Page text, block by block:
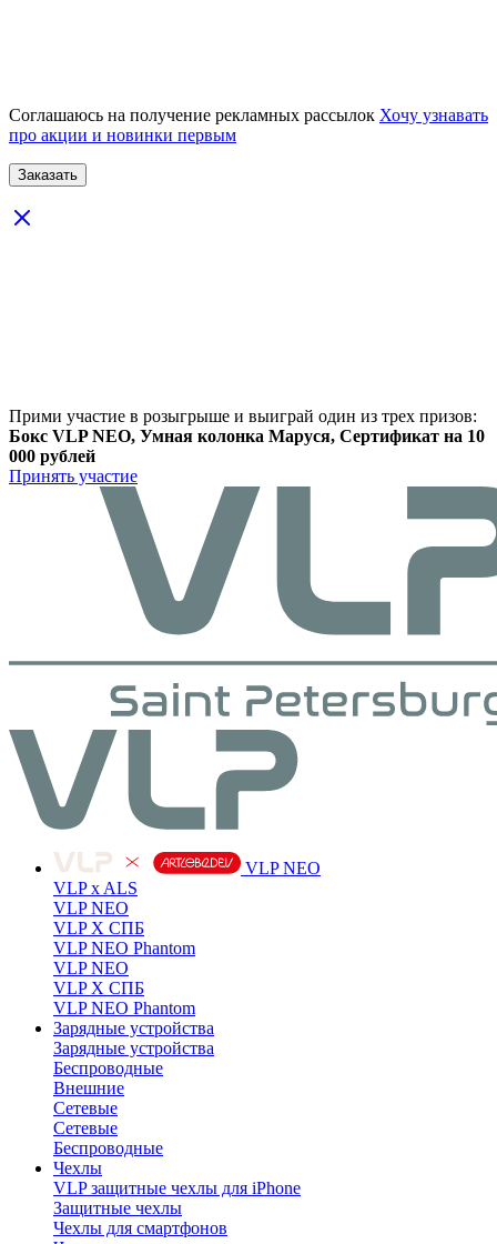
Соглашаюсь на получение рекламных рассылок Хочу узнавать
про акции и новинки первым
Прими участие в розыгрыше и выиграй один из трех призов:
Бокс VLP NEO, Умная колонка Маруся, Сертификат на 10
000 рублей
Принять участие
VLP NEO
VLP x ALS
VLP NEO
VLP X СПБ
VLP NEO Phantom
VLP NEO
VLP X СПБ
VLP NEO Phantom
Зарядные устройства
Зарядные устройства
Беспроводные
Внешние
Сетевые
Сетевые
Беспроводные
Чехлы
VLP защитные чехлы для iPhone
Защитные чехлы
Чехлы для смартфонов